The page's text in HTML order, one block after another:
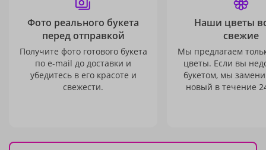
Фото реального букета
перед отправкой
Получите фото готового букета
по e-mail до доставки и
убедитесь в его красоте и
свежести.
Наши цветы
свежие
Мы предлагаем
цветы. Если вы
букетом, мы
новый в течение